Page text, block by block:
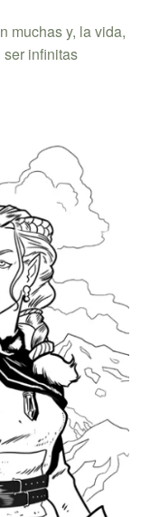
muchas y, la vida,
infinitas